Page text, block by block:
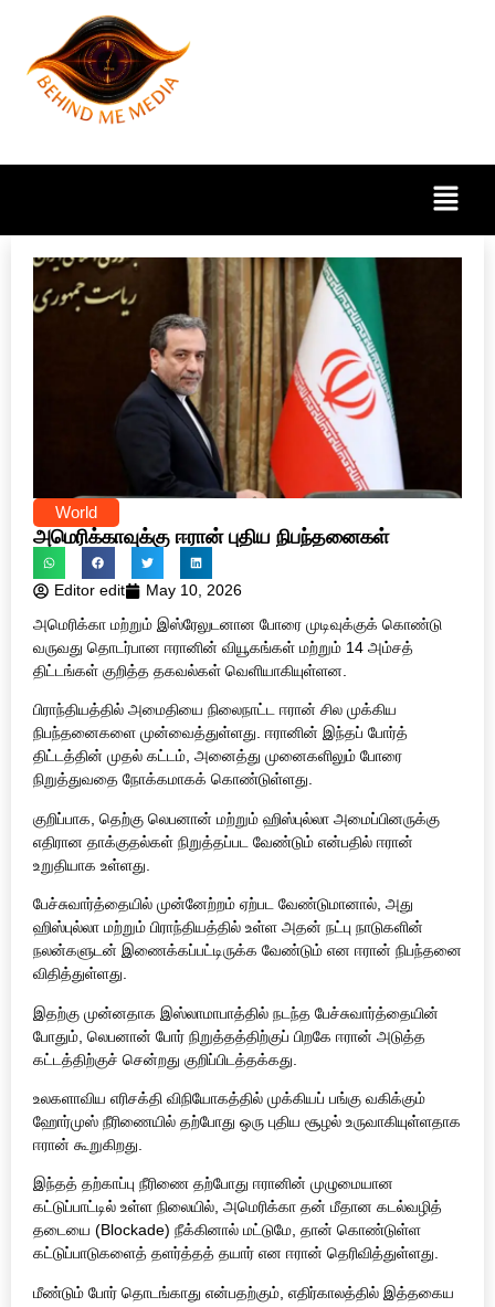
World
அமெரிக்காவுக்கு ஈரான் புதிய நிபந்தனைகள்
Editor edit
May 10, 2026
அமெரிக்கா மற்றும் இஸ்ரேலுடனான போரை முடிவுக்குக் கொண்டு
வருவது தொடர்பான ஈரானின் வியூகங்கள் மற்றும் 14 அம்சத்
திட்டங்கள் குறித்த தகவல்கள் வெளியாகியுள்ளன.
பிராந்தியத்தில் அமைதியை நிலைநாட்ட ஈரான் சில முக்கிய
நிபந்தனைகளை முன்வைத்துள்ளது. ஈரானின் இந்தப் போர்த்
திட்டத்தின் முதல் கட்டம், அனைத்து முனைகளிலும் போரை
நிறுத்துவதை நோக்கமாகக் கொண்டுள்ளது.
குறிப்பாக, தெற்கு லெபனான் மற்றும் ஹிஸ்புல்லா அமைப்பினருக்கு
எதிரான தாக்குதல்கள் நிறுத்தப்பட வேண்டும் என்பதில் ஈரான்
உறுதியாக உள்ளது.
பேச்சுவார்த்தையில் முன்னேற்றம் ஏற்பட வேண்டுமானால், அது
ஹிஸ்புல்லா மற்றும் பிராந்தியத்தில் உள்ள அதன் நட்பு நாடுகளின்
நலன்களுடன் இணைக்கப்பட்டிருக்க வேண்டும் என ஈரான் நிபந்தனை
விதித்துள்ளது.
இதற்கு முன்னதாக இஸ்லாமாபாத்தில் நடந்த பேச்சுவார்த்தையின்
போதும், லெபனான் போர் நிறுத்தத்திற்குப் பிறகே ஈரான் அடுத்த
கட்டத்திற்குச் சென்றது குறிப்பிடத்தக்கது.
உலகளாவிய எரிசக்தி விநியோகத்தில் முக்கியப் பங்கு வகிக்கும்
ஹோர்முஸ் நீரிணையில் தற்போது ஒரு புதிய சூழல் உருவாகியுள்ளதாக
ஈரான் கூறுகிறது.
இந்தத் தற்காப்பு நீரிணை தற்போது ஈரானின் முழுமையான
கட்டுப்பாட்டில் உள்ள நிலையில், அமெரிக்கா தன் மீதான கடல்வழித்
தடையை (Blockade) நீக்கினால் மட்டுமே, தான் கொண்டுள்ள
கட்டுப்பாடுகளைத் தளர்த்தத் தயார் என ஈரான் தெரிவித்துள்ளது.
மீண்டும் போர் தொடங்காது என்பதற்கும், எதிர்காலத்தில் இத்தகைய